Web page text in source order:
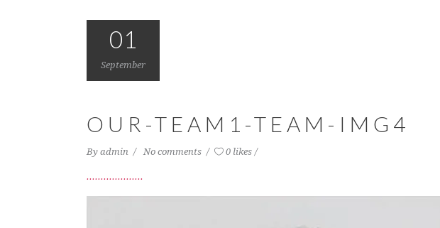
01
September
OUR-TEAM1-TEAM-IMG4
By admin No comments 0 likes